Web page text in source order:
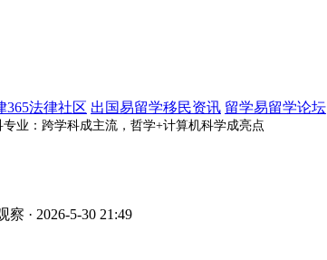
365法律社区 出国易留学移民资讯 留学易留学论坛
专业：跨学科成主流，哲学+计算机科学成亮点
察 · 2026-5-30 21:49